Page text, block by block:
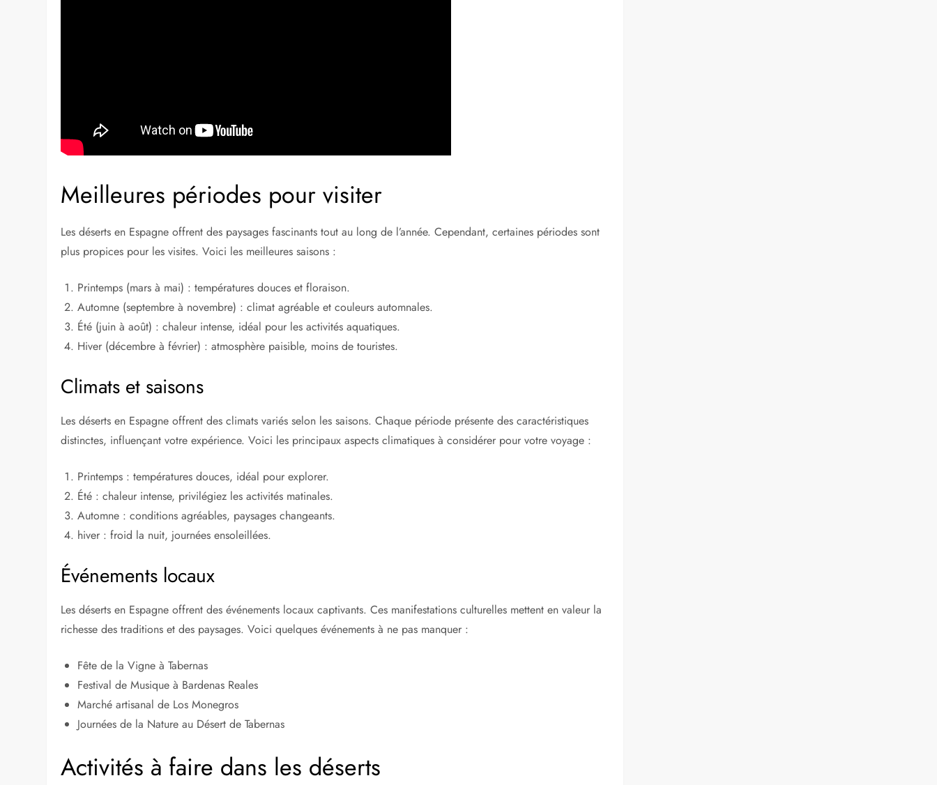
Meilleures périodes pour visiter
Les déserts en Espagne offrent des paysages fascinants tout au long de l’année. Cependant, certaines périodes sont
plus propices pour les visites. Voici les meilleures saisons :
Printemps (mars à mai) : températures douces et floraison.
Automne (septembre à novembre) : climat agréable et couleurs automnales.
Été (juin à août) : chaleur intense, idéal pour les activités aquatiques.
Hiver (décembre à février) : atmosphère paisible, moins de touristes.
Climats et saisons
Les déserts en Espagne offrent des climats variés selon les saisons. Chaque période présente des caractéristiques
distinctes, influençant votre expérience. Voici les principaux aspects climatiques à considérer pour votre voyage :
Printemps : températures douces, idéal pour explorer.
Été : chaleur intense, privilégiez les activités matinales.
Automne : conditions agréables, paysages changeants.
hiver : froid la nuit, journées ensoleillées.
Événements locaux
Les déserts en Espagne offrent des événements locaux captivants. Ces manifestations culturelles mettent en valeur la
richesse des traditions et des paysages. Voici quelques événements à ne pas manquer :
Fête de la Vigne à Tabernas
Festival de Musique à Bardenas Reales
Marché artisanal de Los Monegros
Journées de la Nature au Désert de Tabernas
Activités à faire dans les déserts